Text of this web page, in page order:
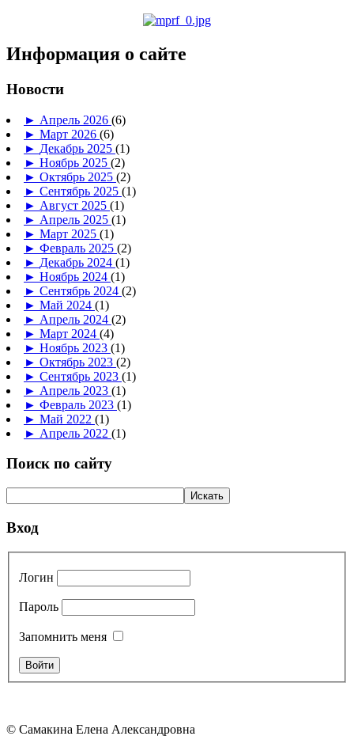
Информация о сайте
Новости
► Апрель 2026 (6)
► Март 2026 (6)
► Декабрь 2025 (1)
► Ноябрь 2025 (2)
► Октябрь 2025 (2)
► Сентябрь 2025 (1)
► Август 2025 (1)
► Апрель 2025 (1)
► Март 2025 (1)
► Февраль 2025 (2)
► Декабрь 2024 (1)
► Ноябрь 2024 (1)
► Сентябрь 2024 (2)
► Май 2024 (1)
► Апрель 2024 (2)
► Март 2024 (4)
► Ноябрь 2023 (1)
► Октябрь 2023 (2)
► Сентябрь 2023 (1)
► Апрель 2023 (1)
► Февраль 2023 (1)
► Май 2022 (1)
► Апрель 2022 (1)
Поиск по сайту
Вход
Логин
Пароль
Запомнить меня
© Самакина Елена Александровна